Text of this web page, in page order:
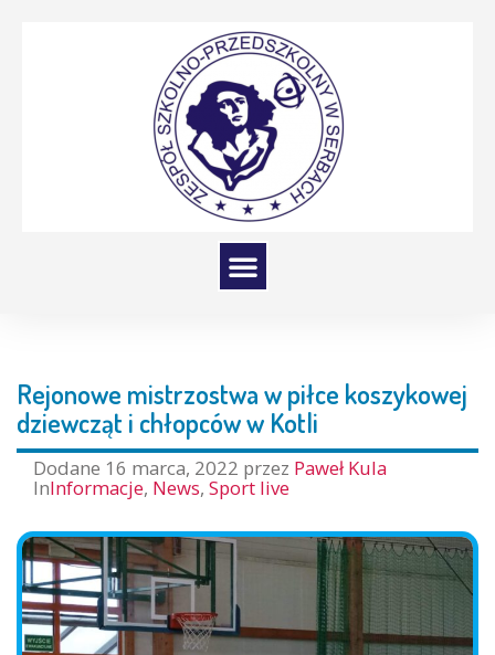
Rejonowe mistrzostwa w piłce koszykowej
dziewcząt i chłopców w Kotli
Dodane 16 marca, 2022 przez Paweł Kula
InInformacje, News, Sport live